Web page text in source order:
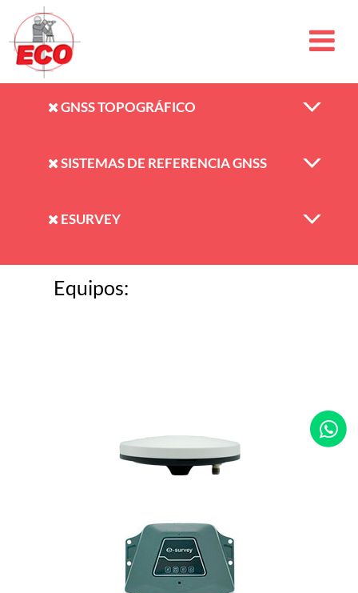
GNSS TOPOGRÁFICO
SISTEMAS DE REFERENCIA GNSS
ESURVEY
Equipos: